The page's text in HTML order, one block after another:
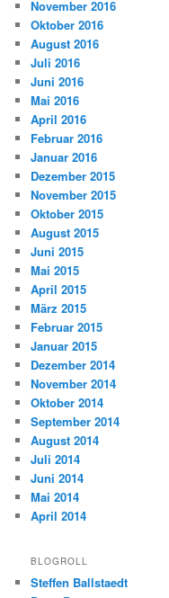
November 2016
Oktober 2016
August 2016
Juli 2016
Juni 2016
Mai 2016
April 2016
Februar 2016
Januar 2016
Dezember 2015
November 2015
Oktober 2015
August 2015
Juni 2015
Mai 2015
April 2015
März 2015
Februar 2015
Januar 2015
Dezember 2014
November 2014
Oktober 2014
September 2014
August 2014
Juli 2014
Juni 2014
Mai 2014
April 2014
BLOGROLL
Steffen Ballstaedt